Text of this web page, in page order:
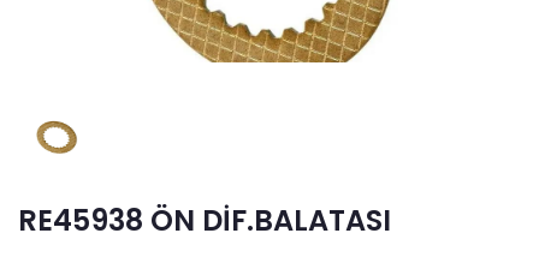
RE45938 ÖN DİF.BALATASI